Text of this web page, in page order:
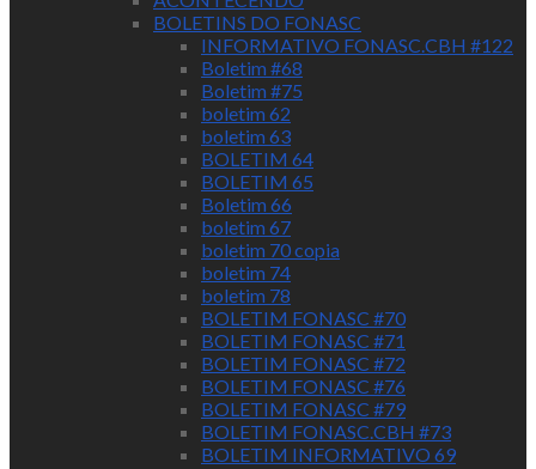
BOLETINS DO FONASC
INFORMATIVO FONASC.CBH #122
Boletim #68
Boletim #75
boletim 62
boletim 63
BOLETIM 64
BOLETIM 65
Boletim 66
boletim 67
boletim 70 copia
boletim 74
boletim 78
BOLETIM FONASC #70
BOLETIM FONASC #71
BOLETIM FONASC #72
BOLETIM FONASC #76
BOLETIM FONASC #79
BOLETIM FONASC.CBH #73
BOLETIM INFORMATIVO 69